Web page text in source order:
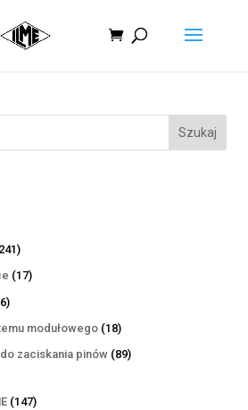
Szukaj
241241
produktów
1717
106
produktów
modułowego 1818
produktów
zaciskania pinów 8989
147147